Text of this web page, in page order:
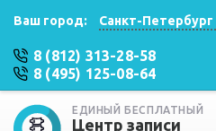
Ваш город: Санкт-Петербург
8 (812) 313-28-58
8 (495) 125-08-64
ЕДИНЫЙ БЕСПЛАТНЫЙ
Центр записи